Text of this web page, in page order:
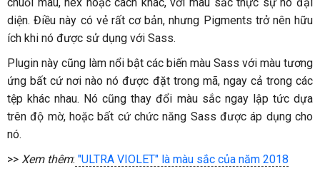
diện. Điều này có vẻ rất cơ bản, nhưng Pigments trở nên hữu
ích khi nó được sử dụng với Sass.
Plugin này cũng làm nổi bật các biến màu Sass với màu tương
ứng bất cứ nơi nào nó được đặt trong mã, ngay cả trong các
tệp khác nhau. Nó cũng thay đổi màu sắc ngay lập tức dựa
trên độ mờ, hoặc bất cứ chức năng Sass được áp dụng cho
nó.
>> Xem thêm: "ULTRA VIOLET" là màu sắc của năm 2018